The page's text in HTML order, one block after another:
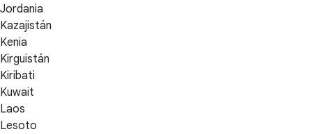
Jordania
Kazajistán
Kenia
Kirguistán
Kiribati
Kuwait
Laos
Lesoto